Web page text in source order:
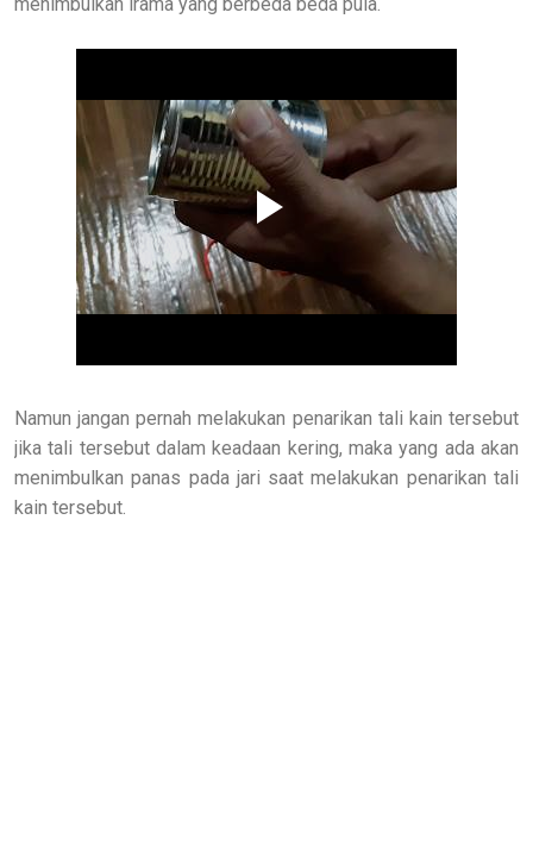
Namun jangan pernah melakukan penarikan tali kain tersebut
jika tali tersebut dalam keadaan kering, maka yang ada akan
menimbulkan panas pada jari saat melakukan penarikan tali
kain tersebut.